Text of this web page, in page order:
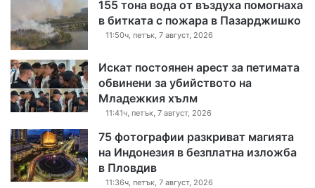
155 тона вода от въздуха помогнаха
в битката с пожара в Пазарджишко
11:50ч, петък, 7 август, 2026
Искат постоянен арест за петимата
обвинени за убийството на
Младежкия хълм
11:41ч, петък, 7 август, 2026
75 фотографии разкриват магията
на Индонезия в безплатна изложба
в Пловдив
11:36ч, петък, 7 август, 2026